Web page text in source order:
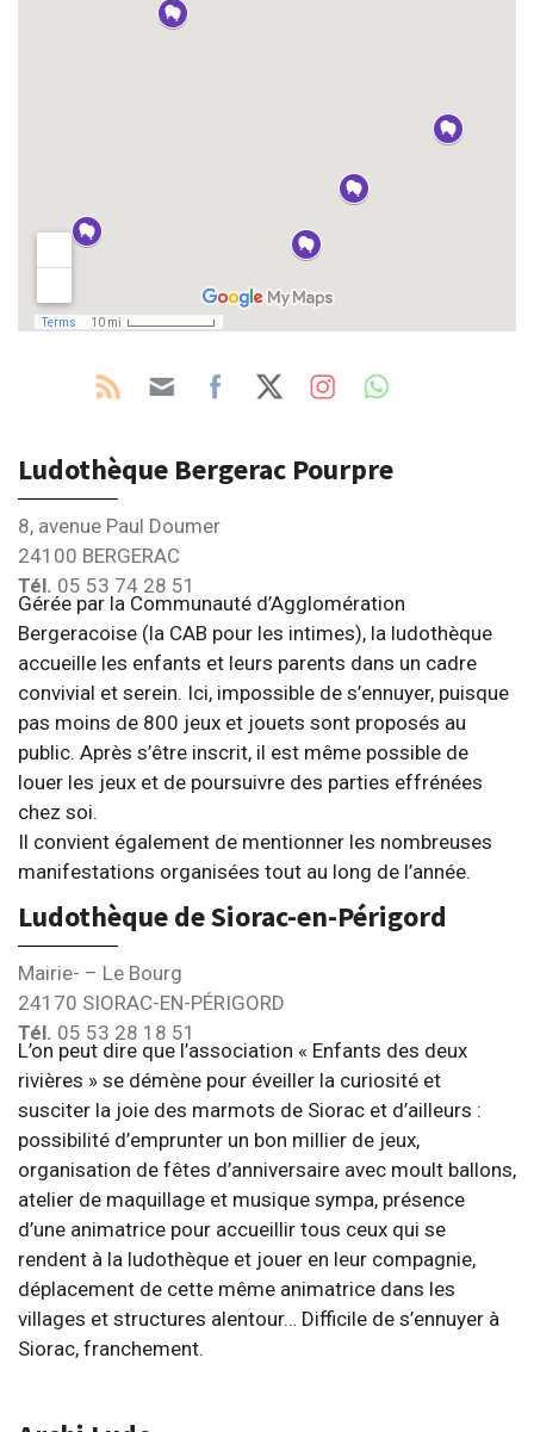
Ludothèque Bergerac Pourpre
8, avenue Paul Doumer
24100 BERGERAC
Tél. 05 53 74 28 51
Gérée par la Communauté d’Agglomération
Bergeracoise (la CAB pour les intimes), la ludothèque
accueille les enfants et leurs parents dans un cadre
convivial et serein. Ici, impossible de s’ennuyer, puisque
pas moins de 800 jeux et jouets sont proposés au
public. Après s’être inscrit, il est même possible de
louer les jeux et de poursuivre des parties effrénées
chez soi.
Il convient également de mentionner les nombreuses
manifestations organisées tout au long de l’année.
Ludothèque de Siorac-en-Périgord
Mairie- – Le Bourg
24170 SIORAC-EN-PÉRIGORD
Tél. 05 53 28 18 51
L’on peut dire que l’association « Enfants des deux
rivières » se démène pour éveiller la curiosité et
susciter la joie des marmots de Siorac et d’ailleurs :
possibilité d’emprunter un bon millier de jeux,
organisation de fêtes d’anniversaire avec moult ballons,
atelier de maquillage et musique sympa, présence
d’une animatrice pour accueillir tous ceux qui se
rendent à la ludothèque et jouer en leur compagnie,
déplacement de cette même animatrice dans les
villages et structures alentour… Difficile de s’ennuyer à
Siorac, franchement.